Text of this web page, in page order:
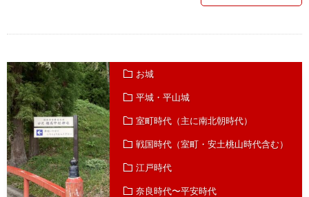
お城
平城・平山城
室町時代（主に南北朝時代）
戦国時代（室町・安土桃山時代含む）
江戸時代
奈良時代〜平安時代